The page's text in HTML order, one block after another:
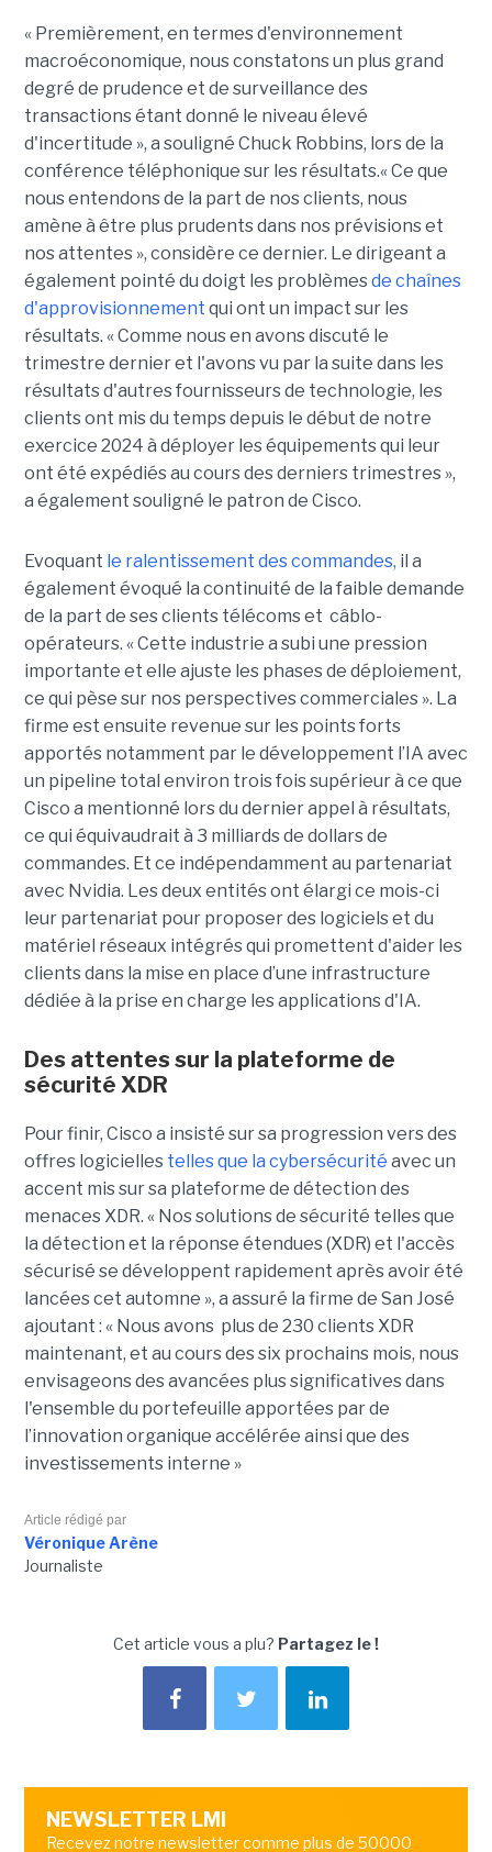
« Premièrement, en termes d'environnement
macroéconomique, nous constatons un plus grand
degré de prudence et de surveillance des
transactions étant donné le niveau élevé
d'incertitude », a souligné Chuck Robbins, lors de la
conférence téléphonique sur les résultats.« Ce que
nous entendons de la part de nos clients, nous
amène à être plus prudents dans nos prévisions et
nos attentes », considère ce dernier. Le dirigeant a
également pointé du doigt les problèmesde chaînes
d'approvisionnement qui ont un impact sur les
résultats. « Comme nous en avons discuté le
trimestre dernier et l'avons vu par la suite dans les
résultats d'autres fournisseurs de technologie, les
clients ont mis du temps depuis le début de notre
exercice 2024 à déployer les équipements qui leur
ont été expédiés au cours des derniers trimestres »,
a également souligné le patron de Cisco.
Evoquant le ralentissement des commandes, il a
également évoqué la continuité de la faible demande
de la part de ses clients télécoms et câblo-
opérateurs. « Cette industrie a subi une pression
importante et elle ajuste les phases de déploiement,
ce qui pèse sur nos perspectives commerciales ». La
firme est ensuite revenue sur les points forts
apportés notamment par le développement l’IA avec
un pipeline total environ trois fois supérieur à ce que
Cisco a mentionné lors du dernier appel à résultats,
ce qui équivaudrait à 3 milliards de dollars de
commandes. Et ce indépendamment au partenariat
avec Nvidia. Les deux entités ont élargi ce mois-ci
leur partenariat pour proposer des logiciels et du
matériel réseaux intégrés qui promettent d'aider les
clients dans la mise en place d’une infrastructure
dédiée à la prise en charge les applications d'IA.
Des attentes sur la plateforme de
sécurité XDR
Pour finir, Cisco a insisté sur sa progression vers des
offres logicielles telles que la cybersécurité avec un
accent mis sur sa plateforme de détection des
menaces XDR. « Nos solutions de sécurité telles que
la détection et la réponse étendues (XDR) et l'accès
sécurisé se développent rapidement après avoir été
lancées cet automne », a assuré la firme de San José
ajoutant : « Nous avons plus de 230 clients XDR
maintenant, et au cours des six prochains mois, nous
envisageons des avancées plus significatives dans
l'ensemble du portefeuille apportées par de
l’innovation organique accélérée ainsi que des
investissements interne »
Article rédigé par
Véronique Arène
Journaliste
Cet article vous a plu? Partagez le !
NEWSLETTER LMI
Recevez notre newsletter comme plus de 50000